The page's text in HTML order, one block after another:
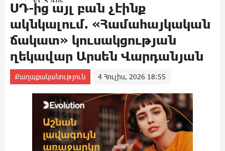
ՍԴ-ից այլ բան չէինք
ակնկալում. «Համահայկական
ճակատ» կուսակցության
ղեկավար Արսեն Վարդանյան
Քաղաքականություն 4 Հուլիս, 2026 18:55